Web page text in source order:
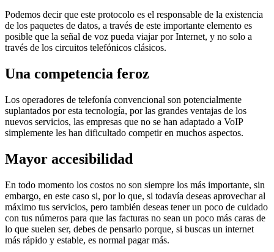
Podemos decir que este protocolo es el responsable de la existencia
de los paquetes de datos, a través de este importante elemento es
posible que la señal de voz pueda viajar por Internet, y no solo a
través de los circuitos telefónicos clásicos.
Una competencia feroz
Los operadores de telefonía convencional son potencialmente
suplantados por esta tecnología, por las grandes ventajas de los
nuevos servicios, las empresas que no se han adaptado a VoIP
simplemente les han dificultado competir en muchos aspectos.
Mayor accesibilidad
En todo momento los costos no son siempre los más importante, sin
embargo, en este caso si, por lo que, si todavía deseas aprovechar al
máximo tus servicios, pero también deseas tener un poco de cuidado
con tus números para que las facturas no sean un poco más caras de
lo que suelen ser, debes de pensarlo porque, si buscas un internet
más rápido y estable, es normal pagar más.